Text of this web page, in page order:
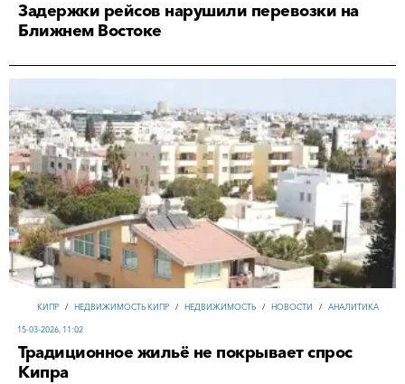
Задержки рейсов нарушили перевозки на
Ближнем Востоке
КИПР / НЕДВИЖИМОСТЬ КИПР / НЕДВИЖИМОСТЬ / НОВОСТИ / АНАЛИТИКА
15-03-2026, 11:02
Традиционное жильё не покрывает спрос
Кипра